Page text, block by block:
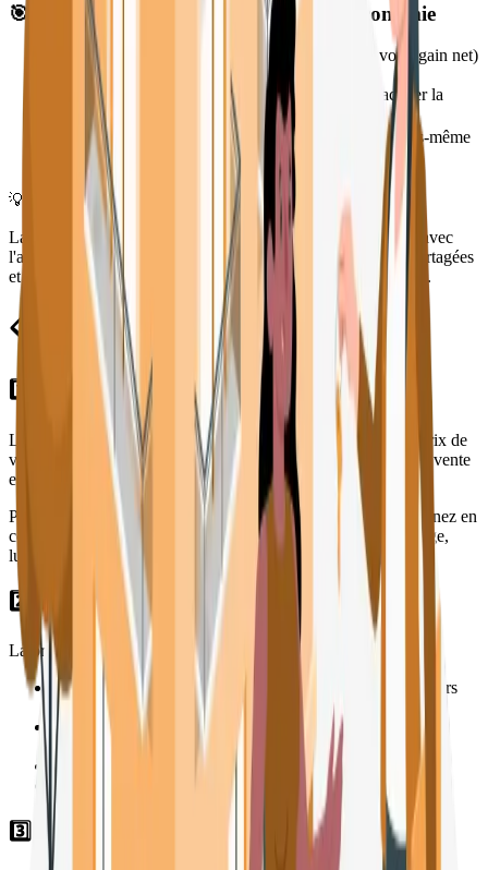
🎯 Ce que vous pouvez faire avec cette économie
Baisser votre prix de vente (sans diminuer votre gain net)
pour attirer plus rapidement des acheteurs
Conserver une marge de négociation
pour faciliter la
transaction
Réaliser un gain supplémentaire
en profitant vous-même
de la différence
💡 Relation directe
La vente entre particuliers permet unerelation plus directe
avec
l'acheteur. Vous contrôlez la présentation, les informations partagées
et la négociation. Cette proximité crée un climat de confiance.
📋 Les conseils de bonne pratique
1️⃣ Estimer votre prix de vente
La première étape est de réaliser une estimation précise
du prix de
vente. Un prix réaliste, en phase avec le marché, accélérera la vente
et facilitera les négociations.
Pour cela, analysez les
prix moyens
dans votre quartier et prenez en
compte les caractéristiques spécifiques de votre logement (étage,
luminosité, état général, ascenseur, extérieur...).
2️⃣ Présenter votre bien
La présentation de votre bien est cruciale :
🧹
Assurez-vous qu'il soit toujours propre et ordonné
lors
des visites
🔧
Réalisez quelques réparations ou travaux
légers si
nécessaire
📸
Investissez dans des
photos de qualité professionnelle
📝
annonce claire et complète
3️⃣ Être réactif et accepter la négociation